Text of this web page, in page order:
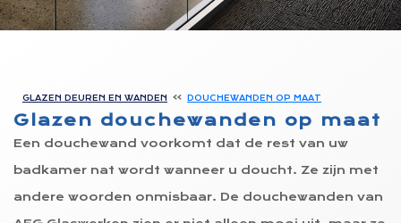
GLAZEN DEUREN EN WANDEN DOUCHEWANDEN OP MAAT
Glazen douchewanden op maat
Een douchewand voorkomt dat de rest van uw
badkamer nat wordt wanneer u doucht. Ze zijn met
andere woorden onmisbaar. De douchewanden van